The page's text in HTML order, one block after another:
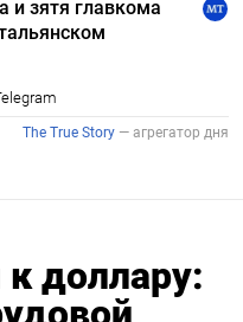
доллару: